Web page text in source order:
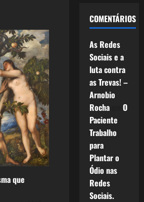
que
COMENTÁRIOS
As Redes
Sociais e a
luta contra
as Trevas! –
Arnobio
Rochaem O
Paciente
Trabalho
para
Plantar o
Ódio nas
Redes
Sociais.